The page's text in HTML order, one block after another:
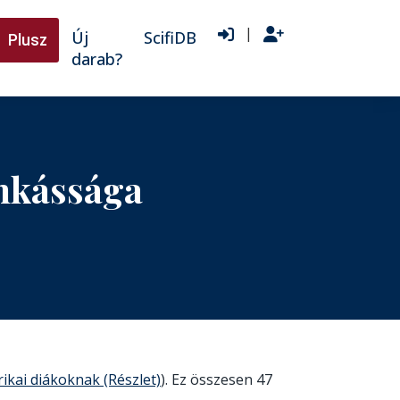
Plusz
Új
darab?
ScifiDB |
diákoknak (Részlet)). Ez összesen 47